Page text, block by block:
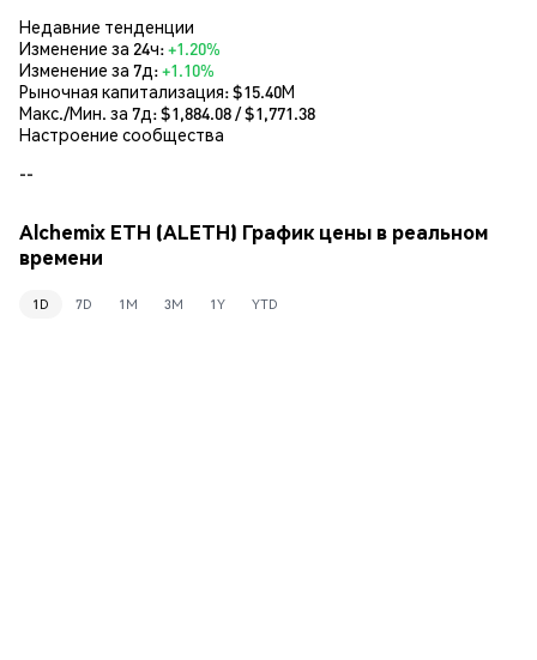
Недавние тенденции
Изменение за 24ч:+1.20%
Изменение за 7д:+1.10%
Рыночная капитализация:$15.40M
Макс./Мин. за 7д: $1,884.08/ $1,771.38
Настроение сообщества
--
Alchemix ETH (ALETH) График цены в реальном
времени
1D 7D 1M 3M 1Y YTD